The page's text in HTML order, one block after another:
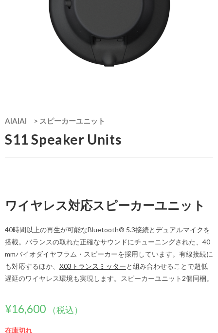
AIAIAI > スピーカーユニット
S11 Speaker Units
ワイヤレス対応スピーカーユニット
40時間以上の再生が可能なBluetooth® 5.3接続とデュアルマイクを
搭載。バランスの取れた正確なサウンドにチューニングされた、40
mmバイオダイヤフラム・スピーカーを採用しています。有線接続に
も対応するほか、 X03トランスミッターと組み合わせることで超低
遅延のワイヤレス環境も実現します。スピーカーユニット2個同梱。
¥16,600 （税込）
在庫切れ